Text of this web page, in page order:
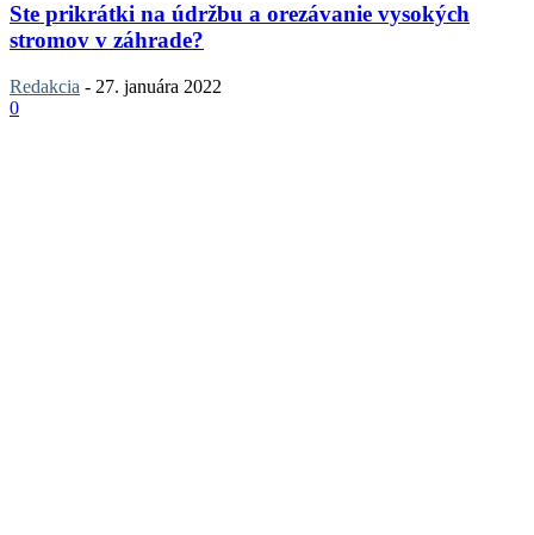
Ste prikrátki na údržbu a orezávanie vysokých
stromov v záhrade?
Redakcia - 27. januára 2022
0